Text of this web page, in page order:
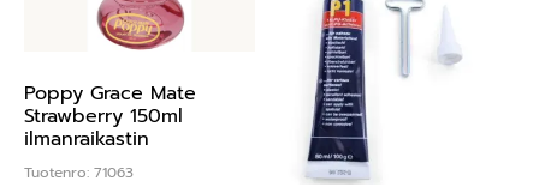
Poppy Grace Mate
Strawberry 150ml
ilmanraikastin
Tuotenro: 71063